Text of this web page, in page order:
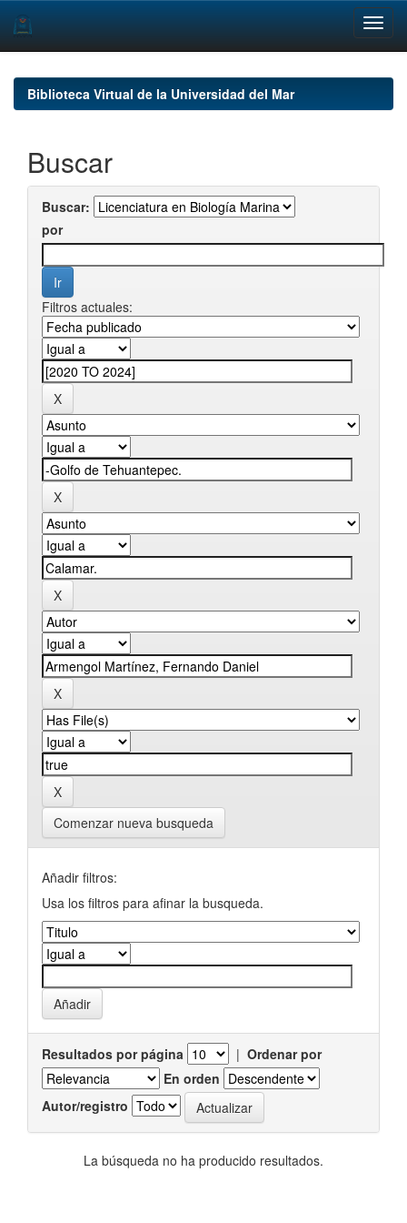
navigationBiblioteca Virtual de la Universidad del Mar
Buscar
Buscar:
por
Filtros actuales:
Comenzar nueva busqueda
Añadir filtros:
Usa los filtros para afinar la busqueda.
Resultados por página | Ordenar por
En orden
Autor/registro
La búsqueda no ha producido resultados.